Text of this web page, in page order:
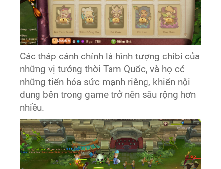
Các tháp cánh chính là hình tượng chibi của
những vị tướng thời Tam Quốc, và họ có
những tiến hóa sức mạnh riêng, khiến nội
dung bên trong game trở nên sâu rộng hơn
nhiều.